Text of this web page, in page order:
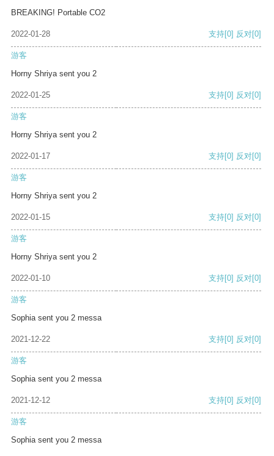
BREAKING! Portable CO2
2022-01-28 支持[0] 反对[0]
游客
Horny Shriya sent you 2
2022-01-25 支持[0] 反对[0]
游客
Horny Shriya sent you 2
2022-01-17 支持[0] 反对[0]
游客
Horny Shriya sent you 2
2022-01-15 支持[0] 反对[0]
游客
Horny Shriya sent you 2
2022-01-10 支持[0] 反对[0]
游客
Sophia sent you 2 messa
2021-12-22 支持[0] 反对[0]
游客
Sophia sent you 2 messa
2021-12-12 支持[0] 反对[0]
游客
Sophia sent you 2 messa